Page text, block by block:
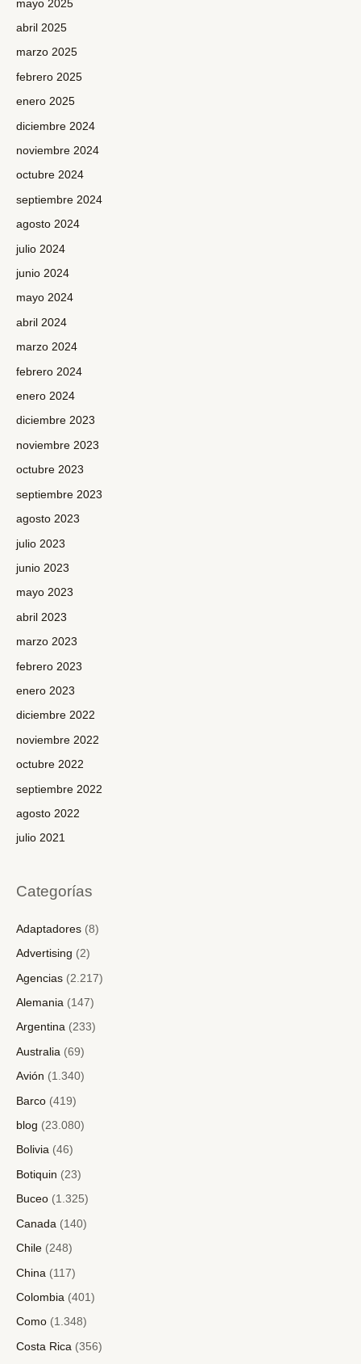
mayo 2025
abril 2025
marzo 2025
febrero 2025
enero 2025
diciembre 2024
noviembre 2024
octubre 2024
septiembre 2024
agosto 2024
julio 2024
junio 2024
mayo 2024
abril 2024
marzo 2024
febrero 2024
enero 2024
diciembre 2023
noviembre 2023
octubre 2023
septiembre 2023
agosto 2023
julio 2023
junio 2023
mayo 2023
abril 2023
marzo 2023
febrero 2023
enero 2023
diciembre 2022
noviembre 2022
octubre 2022
septiembre 2022
agosto 2022
julio 2021
Categorías
Adaptadores (8)
Advertising (2)
Agencias (2.217)
Alemania (147)
Argentina (233)
Australia (69)
Avión (1.340)
Barco (419)
blog (23.080)
Bolivia (46)
Botiquin (23)
Buceo (1.325)
Canada (140)
Chile (248)
China (117)
Colombia (401)
Como (1.348)
Costa Rica (356)